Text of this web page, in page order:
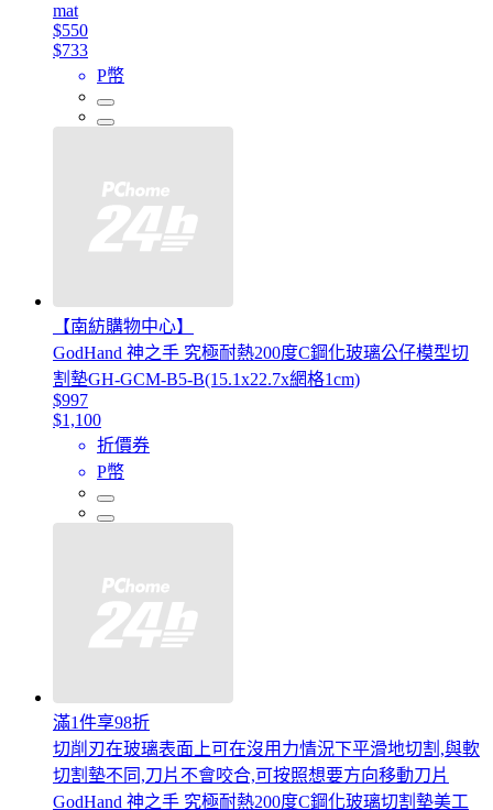
mat
$550
$733
P幣
【南紡購物中心】
GodHand 神之手 究極耐熱200度C鋼化玻璃公仔模型切
割墊GH-GCM-B5-B(15.1x22.7x網格1cm)
$997
$1,100
折價券
P幣
滿1件享98折
切削刃在玻璃表面上可在沒用力情況下平滑地切割,與軟
切割墊不同,刀片不會咬合,可按照想要方向移動刀片
GodHand 神之手 究極耐熱200度C鋼化玻璃切割墊美工